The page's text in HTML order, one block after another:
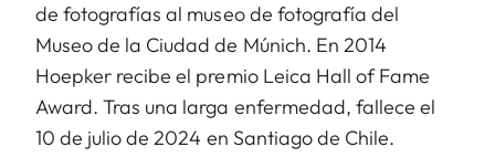
de fotografías al museo de fotografía del
Museo de la Ciudad de Múnich. En 2014
Hoepker recibe el premio Leica Hall of Fame
Award. Tras una larga enfermedad, fallece el
10 de julio de 2024 en Santiago de Chile.